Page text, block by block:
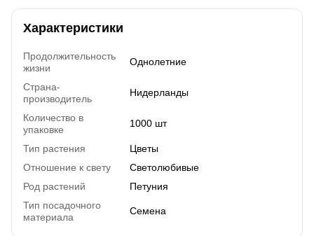
Характеристики
Продолжительность
жизни
Однолетние
Страна-
производитель
Нидерланды
Количество в
упаковке
1000 шт
Тип растения
Цветы
Отношение к свету
Светолюбивые
Род растений
Петуния
Тип посадочного
материала
Семена